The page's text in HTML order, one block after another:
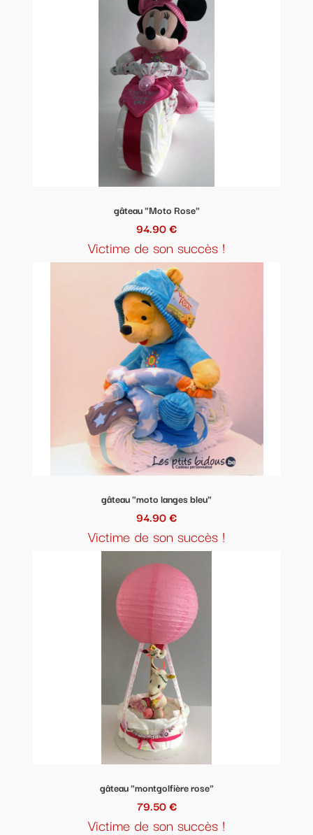
gâteau "Moto Rose"
94.90 €
Victime de son succès !
gâteau "moto langes bleu"
94.90 €
Victime de son succès !
gâteau "montgolfière rose"
79.50 €
Victime de son succès !